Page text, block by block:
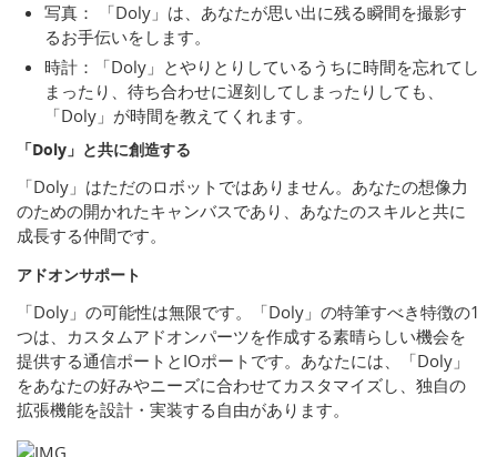
写真： 「Doly」は、あなたが思い出に残る瞬間を撮影す
るお手伝いをします。
時計：「Doly」とやりとりしているうちに時間を忘れてし
まったり、待ち合わせに遅刻してしまったりしても、
「Doly」が時間を教えてくれます。
「Doly」と共に創造する
「Doly」はただのロボットではありません。あなたの想像力
のための開かれたキャンバスであり、あなたのスキルと共に
成長する仲間です。
アドオンサポート
「Doly」の可能性は無限です。「Doly」の特筆すべき特徴の1
つは、カスタムアドオンパーツを作成する素晴らしい機会を
提供する通信ポートとIOポートです。あなたには、「Doly」
をあなたの好みやニーズに合わせてカスタマイズし、独自の
拡張機能を設計・実装する自由があります。